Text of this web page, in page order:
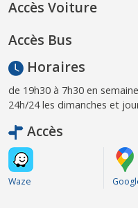
Accès Voiture
Accès Bus
Horaires
de 19h30 à 7h30 en
24h/24 les dimanches et
Accès
Waze